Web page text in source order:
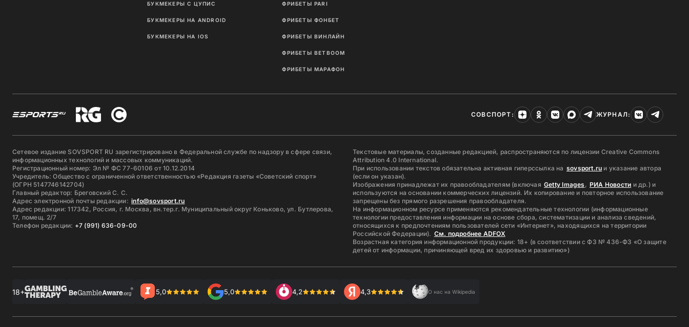
БУКМЕКЕРЫ С ЦУПИС
БУКМЕКЕРЫ НА ANDROID
БУКМЕКЕРЫ НА IOS
ФРИБЕТЫ PARI
ФРИБЕТЫ ФОНБЕТ
ФРИБЕТЫ ВИНЛАЙН
ФРИБЕТЫ BETBOOM
ФРИБЕТЫ МАРАФОН
СОВСПОРТ: ЖУРНАЛ:
Сетевое издание SOVSPORT RU зарегистрировано в Федеральной службе по надзору в сфере связи,
информационных технологий и массовых коммуникаций.
Регистрационный номер: Эл № ФС 77-60106 от 10.12.2014
Учредитель: Общество с ограниченной ответственностью «Редакция газеты «Советский спорт»
(ОГРН 5147746142704)
Главный редактор: Бреговский С. С.
Адрес электронной почты редакции: info@sovsport.ru
Адрес редакции: 117342, Россия, г. Москва, вн.тер.г. Муниципальный округ Коньково, ул. Бутлерова,
17, помещ. 2/7
Телефон редакции: +7 (991) 636-09-00
Текстовые материалы, созданные редакцией, распространяются по лицензии Creative Commons
Attribution 4.0 International.
При использовании текстов обязательна активная гиперссылка на sovsport.ru и указание автора
(если он указан).
Изображения принадлежат их правообладателям (включая Getty Images , РИА Новости и др.) и
используются на основании коммерческих лицензий. Их копирование и повторное использование
запрещены без прямого разрешения правообладателя.
На информационном ресурсе применяются рекомендательные технологии (информационные
технологии предоставления информации на основе сбора, систематизации и анализа сведений,
относящихся к предпочтениям пользователей сети «Интернет», находящихся на территории
Российской Федерации). См. подробнее ADFOX
Возрастная категория информационной продукции: 18+ (в соответствии с ФЗ № 436-ФЗ «О защите
детей от информации, причиняющей вред их здоровью и развитию»)
18+ 5,0 5,0 4,2 4,3 О нас на Wikipedia